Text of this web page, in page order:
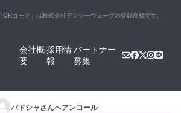
「QRコード」は株式会社デンソーウェーブの登録商標です。
会社概
要
採用情
報
パートナー
募集
パドシャさんへアンコール